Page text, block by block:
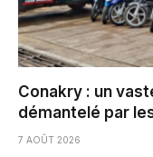
Conakry : un
démantelé par
7 AOÛT 2026